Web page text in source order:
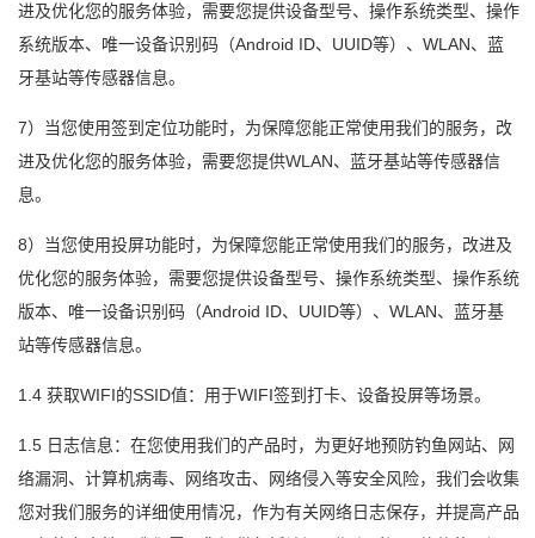
进及优化您的服务体验，需要您提供设备型号、操作系统类型、操作
系统版本、唯一设备识别码（Android ID、UUID等）、WLAN、蓝
牙基站等传感器信息。
7）当您使用签到定位功能时，为保障您能正常使用我们的服务，改
进及优化您的服务体验，需要您提供WLAN、蓝牙基站等传感器信
息。
8）当您使用投屏功能时，为保障您能正常使用我们的服务，改进及
优化您的服务体验，需要您提供设备型号、操作系统类型、操作系统
版本、唯一设备识别码（Android ID、UUID等）、WLAN、蓝牙基
站等传感器信息。
1.4 获取WIFI的SSID值：用于WIFI签到打卡、设备投屏等场景。
1.5 日志信息：在您使用我们的产品时，为更好地预防钓鱼网站、网
络漏洞、计算机病毒、网络攻击、网络侵入等安全风险，我们会收集
您对我们服务的详细使用情况，作为有关网络日志保存，并提高产品